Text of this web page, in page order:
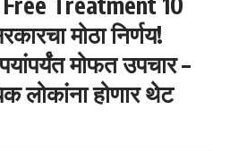
मोठा निर्णय!
मोफत उपचार –
लोकांना होणार थेट